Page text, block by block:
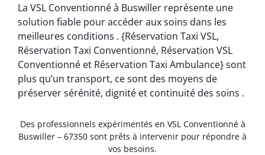
La VSL Conventionné à Buswiller représente une
solution fiable pour accéder aux soins dans les
meilleures conditions . {Réservation Taxi VSL,
Réservation Taxi Conventionné, Réservation VSL
Conventionné et Réservation Taxi Ambulance} sont
plus qu’un transport, ce sont des moyens de
préserver sérénité, dignité et continuité des soins .
Des professionnels expérimentés en VSL Conventionné à
Buswiller – 67350 sont prêts à intervenir pour répondre à
vos besoins.